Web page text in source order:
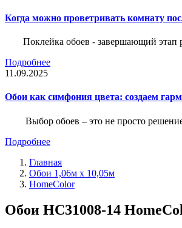
Когда можно проветривать комнату
Поклейка обоев - завершающий этап
Подробнее
11.09.2025
Обои как симфония цвета: создаем
Выбор обоев – это не просто
Подробнее
Главная
Обои 1,06м х 10,05м
HomeColor
Обои HC31008-14